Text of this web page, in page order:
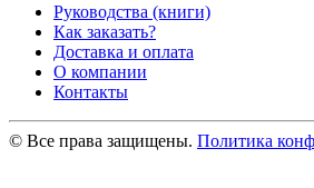
Руководства (книги)
Как заказать?
Доставка и оплата
О компании
Контакты
© Все права защищены. Политика